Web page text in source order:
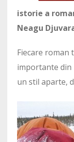
istorie a
Neagu
Fiecare roman
importante din
un stil aparte,